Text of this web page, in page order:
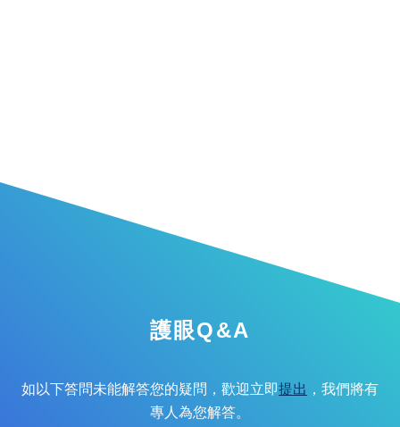
護眼Q&A
如以下答問未能解答您的疑問，歡迎立即提出 ，我們將有
專人為您解答。